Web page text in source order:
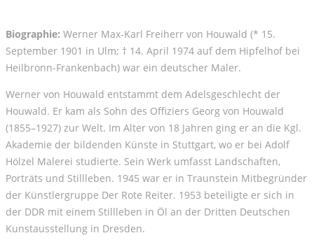
Biographie: Werner Max-Karl Freiherr von Houwald (* 15.
September 1901 in Ulm; † 14. April 1974 auf dem Hipfelhof bei
Heilbronn-Frankenbach) war ein deutscher Maler.
Werner von Houwald entstammt dem Adelsgeschlecht der
Houwald. Er kam als Sohn des Offiziers Georg von Houwald
(1855–1927) zur Welt. Im Alter von 18 Jahren ging er an die Kgl.
Akademie der bildenden Künste in Stuttgart, wo er bei Adolf
Hölzel Malerei studierte. Sein Werk umfasst Landschaften,
Porträts und Stillleben. 1945 war er in Traunstein Mitbegründer
der Künstlergruppe Der Rote Reiter. 1953 beteiligte er sich in
der DDR mit einem Stillleben in Öl an der Dritten Deutschen
Kunstausstellung in Dresden.